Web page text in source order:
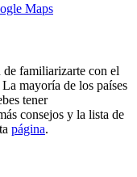
Maps
de familiarizarte con el
mayoría de los países
tener
consejos y la lista de
página.